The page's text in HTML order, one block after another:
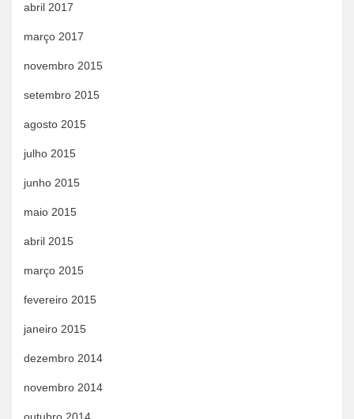
abril 2017
março 2017
novembro 2015
setembro 2015
agosto 2015
julho 2015
junho 2015
maio 2015
abril 2015
março 2015
fevereiro 2015
janeiro 2015
dezembro 2014
novembro 2014